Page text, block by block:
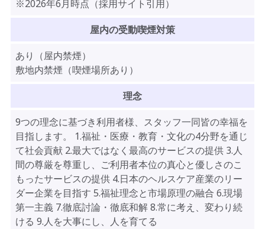
※2026年6月時点（採用サイト引用）
屋内の受動喫煙対策
あり（屋内禁煙）
敷地内禁煙（喫煙場所あり）
理念
9つの理念に基づき利用者様、スタッフ一同皆の幸福を
目指します。 1.福祉・医療・教育・文化の4分野を通じ
て社会貢献 2.最大ではなく最高のサービスの提供 3.人
間の尊厳を尊重し、ご利用者本位の真心と優しさのこ
もったサービスの提供 4.日本のヘルスケア産業のリー
ダー企業を目指す 5.福祉理念と市場原理の融合 6.現場
第一主義 7.徹底討論・徹底和解 8.常に考え、変わり続
ける 9.人を大事にし、人を育てる